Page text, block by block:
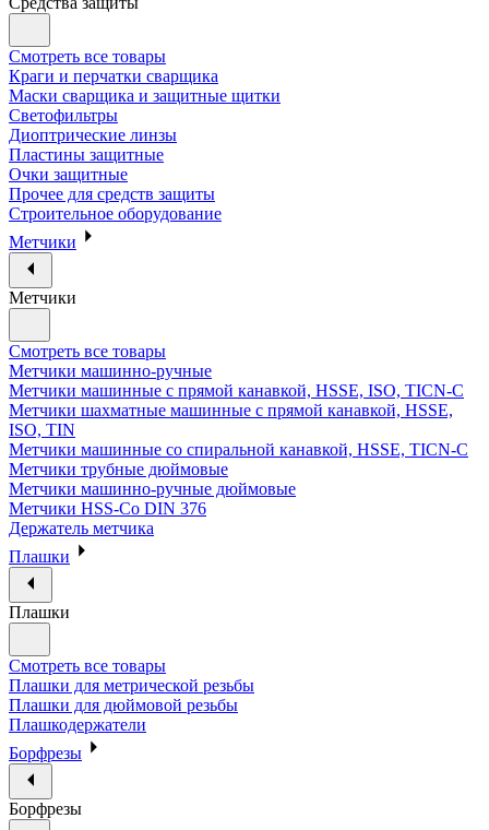
Смотреть все товары
Краги и перчатки сварщика
Маски сварщика и защитные щитки
Светофильтры
Диоптрические линзы
Пластины защитные
Очки защитные
Прочее для средств защиты
Строительное оборудование
Метчики
Метчики
Смотреть все товары
Метчики машинно-ручные
Метчики машинные с прямой канавкой, HSSE, ISO, TICN-C
Метчики шахматные машинные с прямой канавкой, HSSE,
ISO, TIN
Метчики машинные со спиральной канавкой, HSSE, TICN-C
Метчики трубные дюймовые
Метчики машинно-ручные дюймовые
Метчики HSS-Co DIN 376
Держатель метчика
Плашки
Плашки
Смотреть все товары
Плашки для метрической резьбы
Плашки для дюймовой резьбы
Плашкодержатели
Борфрезы
Борфрезы